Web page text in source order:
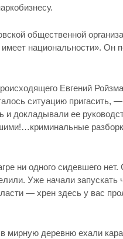
общественной
национальности». Он
Евгений
ситуацию
и докладывали ее
ни одного сидевшего
Уже начали запускать
— хрен здесь у вас
деревню ехали